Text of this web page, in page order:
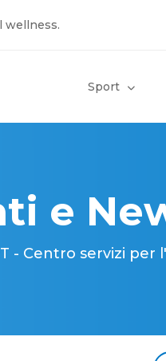
wellness.
Sport
e
- Centro servizi